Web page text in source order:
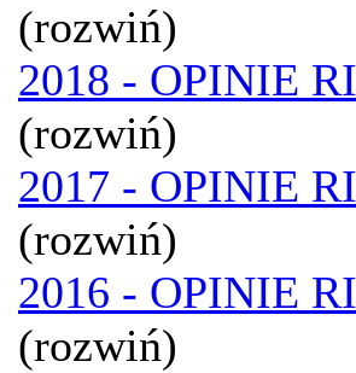
(rozwiń)
2018 - OPINIE
(rozwiń)
2017 - OPINIE
(rozwiń)
2016 - OPINIE
(rozwiń)